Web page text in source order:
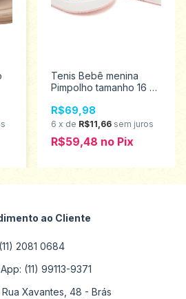
Tenis Bebê menina
Pimpolho tamanho 16 ao
R$69,98
6 x de R$11,66 sem juros
R$59,48 no Pix
ao Cliente
(11) 2081 0684
(11) 99113-9371
Xavantes, 48 - Brás